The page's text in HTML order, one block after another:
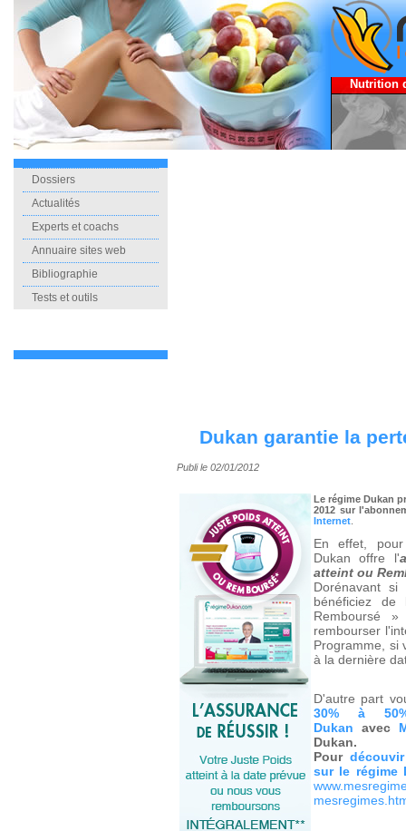
Nutrition
Dossiers
Actualités
Experts et coachs
Annuaire sites web
Bibliographie
Tests et outils
Dukan garantie la
Publi le 02/01/2012
Le régime Dukan
2012 sur
Internet
En effet,
Dukan offre l'
atteint ou
Dorénavant si
bénéficiez
Remboursé
rembourser
Programme, si
à la dernière
D'autre part
30% à
Dukan avec
Dukan.
Pour
sur le régime